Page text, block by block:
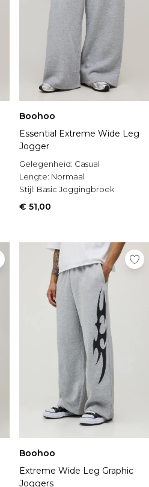
Boohoo
Essential Extreme Wide Leg
Jogger
Gelegenheid: Casual
Lengte: Normaal
Stijl: Basic Joggingbroek
€ 51,00
Boohoo
Extreme Wide Leg Graphic
Joggers